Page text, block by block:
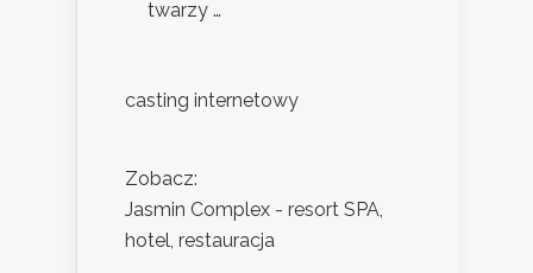
twarzy …
casting internetowy
Zobacz:
Jasmin Complex - resort SPA,
hotel, restauracja